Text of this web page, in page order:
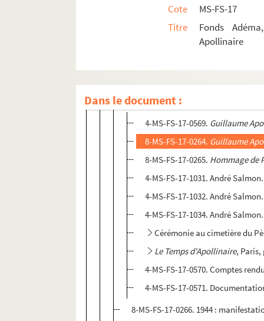
Cote
MS-FS-17
Titre
Fonds
Apollinaire
Dans le document :
Anniversaires de sa mort
4-MS-FS-17-1357. Hommage aux
8-MS-FS-17-0894. Photographe
4-MS-FS-17-1476. Pierre-Marcel
1943 : 25e anniversaire
4-MS-FS-17-0569. Guillaume
8-MS-FS-17-0264. Guillaume
8-MS-FS-17-0265. Hommage de
4-MS-FS-17-1031. André
4-MS-FS-17-1032. André
4-MS-FS-17-1034. André
Cérémonie au cimetière du
Le Temps d'Apollinaire, Paris,
4-MS-FS-17-0570. Comptes
4-MS-FS-17-0571.
8-MS-FS-17-0266. 1944 :